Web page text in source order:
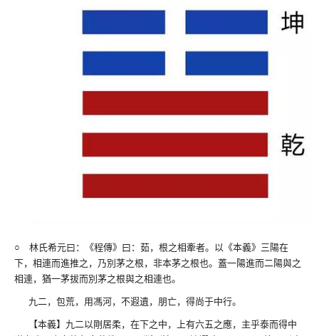
○ 林氏希元曰：《程傳》曰：茹，根之相牽者。以《本義》三陽在
下，相連而進推之，乃別茅之根，非本茅之根也。蓋一陽進而二陽與之
相連，猶一茅拔而別茅之根與之相連也。
九二，包荒，用馮河，不遐遺，朋亡，得尚于中行。
【本義】九二以剛居柔，在下之中，上有六五之應，主乎泰而得中